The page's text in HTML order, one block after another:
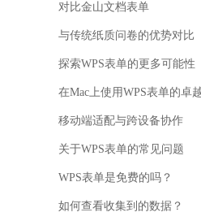
对比金山文档表单
与传统纸质问卷的优势对比
探索WPS表单的更多可能性
在Mac上使用WPS表单的卓
移动端适配与跨设备协作
关于WPS表单的常见问题
WPS表单是免费的吗？
如何查看收集到的数据？